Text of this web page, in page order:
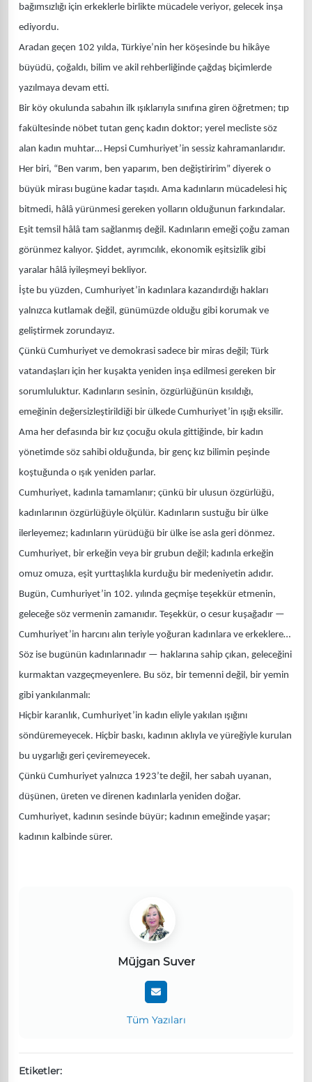
bağımsızlığı için erkeklerle birlikte mücadele veriyor, gelecek inşa
ediyordu.
Aradan geçen 102 yılda, Türkiye’nin her köşesinde bu hikâye
büyüdü, çoğaldı, bilim ve akil rehberliğinde çağdaş biçimlerde
yazılmaya devam etti.
Bir köy okulunda sabahın ilk ışıklarıyla sınıfına giren öğretmen; tıp
fakültesinde nöbet tutan genç kadın doktor; yerel mecliste söz
alan kadın muhtar… Hepsi Cumhuriyet’in sessiz kahramanlarıdır.
Her biri, “Ben varım, ben yaparım, ben değiştiririm” diyerek o
büyük mirası bugüne kadar taşıdı. Ama kadınların mücadelesi hiç
bitmedi, hâlâ yürünmesi gereken yolların olduğunun farkındalar.
Eşit temsil hâlâ tam sağlanmış değil. Kadınların emeği çoğu zaman
görünmez kalıyor. Şiddet, ayrımcılık, ekonomik eşitsizlik gibi
yaralar hâlâ iyileşmeyi bekliyor.
İşte bu yüzden, Cumhuriyet’in kadınlara kazandırdığı hakları
yalnızca kutlamak değil, günümüzde olduğu gibi korumak ve
geliştirmek zorundayız.
Çünkü Cumhuriyet ve demokrasi sadece bir miras değil; Türk
vatandaşları için her kuşakta yeniden inşa edilmesi gereken bir
sorumluluktur. Kadınların sesinin, özgürlüğünün kısıldığı,
emeğinin değersizleştirildiği bir ülkede Cumhuriyet’in ışığı eksilir.
Ama her defasında bir kız çocuğu okula gittiğinde, bir kadın
yönetimde söz sahibi olduğunda, bir genç kız bilimin peşinde
koştuğunda o ışık yeniden parlar.
Cumhuriyet, kadınla tamamlanır; çünkü bir ulusun özgürlüğü,
kadınlarının özgürlüğüyle ölçülür. Kadınların sustuğu bir ülke
ilerleyemez; kadınların yürüdüğü bir ülke ise asla geri dönmez.
Cumhuriyet, bir erkeğin veya bir grubun değil; kadınla erkeğin
omuz omuza, eşit yurttaşlıkla kurduğu bir medeniyetin adıdır.
Bugün, Cumhuriyet’in 102. yılında geçmişe teşekkür etmenin,
geleceğe söz vermenin zamanıdır. Teşekkür, o cesur kuşağadır —
Cumhuriyet’in harcını alın teriyle yoğuran kadınlara ve erkeklere…
Söz ise bugünün kadınlarınadır — haklarına sahip çıkan, geleceğini
kurmaktan vazgeçmeyenlere. Bu söz, bir temenni değil, bir yemin
gibi yankılanmalı:
Hiçbir karanlık, Cumhuriyet’in kadın eliyle yakılan ışığını
söndüremeyecek. Hiçbir baskı, kadının aklıyla ve yüreğiyle kurulan
bu uygarlığı geri çeviremeyecek.
Çünkü Cumhuriyet yalnızca 1923’te değil, her sabah uyanan,
düşünen, üreten ve direnen kadınlarla yeniden doğar.
Cumhuriyet, kadının sesinde büyür; kadının emeğinde yaşar;
kadının kalbinde sürer.
Müjgan Suver
Tüm Yazıları
Etiketler: